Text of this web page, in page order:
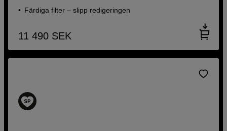
Färdiga filter – slipp redigeringen
11 490 SEK